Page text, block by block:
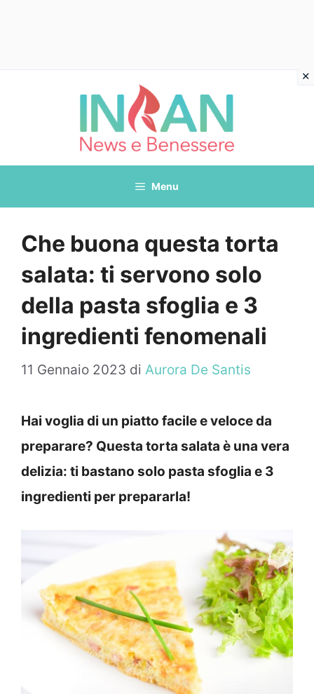
Menu
Che buona questa torta
salata: ti servono solo
della pasta sfoglia e 3
ingredienti fenomenali
11 Gennaio 2023 di Aurora De Santis
Hai voglia di un piatto facile e veloce da
preparare? Questa torta salata è una vera
delizia: ti bastano solo pasta sfoglia e 3
ingredienti per prepararla!